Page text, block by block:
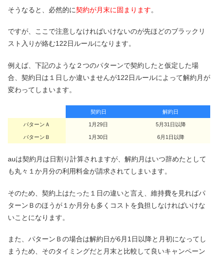
そうなると、必然的に契約が月末に固まります。
ですが、ここで注意しなければいけないのが先ほどのブラックリ
スト入りが絡む122日ルールになります。
例えば、下記のような２つのパターンで契約したと仮定した場
合、契約日は１日しか違いませんが122日ルールによって解約月が
変わってしまいます。
契約日 解約日
パターンＡ 1月29日 5月31日以降
パターンＢ 1月30日 6月1日以降
auは契約月は日割り計算されますが、解約月はいつ辞めたとして
も丸々１か月分の利用料金が請求されてしまいます。
そのため、契約上はたった１日の違いと言え、維持費を見ればパ
ターンＢのほうが１か月分も多くコストを負担しなければいけな
いことになります。
また、パターンＢの場合は解約日が6月1日以降と月初になってし
まうため、そのタイミングだと月末と比較して良いキャンペーン